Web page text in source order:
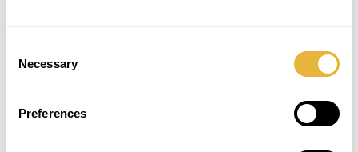
Selection
Necessary
Preferences